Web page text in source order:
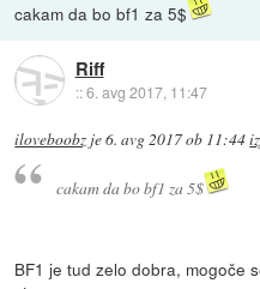
cakam da bo bf1 za 5$
Riff
::6. avg 2017, 11:47
iloveboobz je6. avg 2017 ob 11:44
cakam da bo bf1 za 5$
BF1 je tud zelo dobra, mogoče